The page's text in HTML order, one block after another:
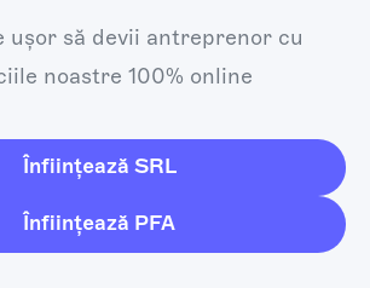
ușor să devii antreprenor cu
noastre 100% online
Înființează SRL
Înființează PFA